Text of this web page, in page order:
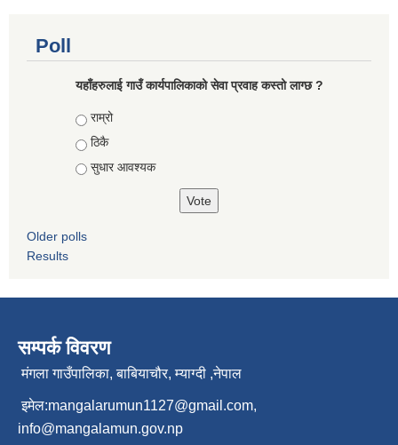
Poll
यहाँहरुलाई गाउँ कार्यपालिकाको सेवा प्रवाह कस्तो लाग्छ ?
Choices
राम्रो
ठिकै
सुधार आवश्यक
Older polls
Results
सम्पर्क विवरण
मंगला गाउँपालिका, बाबियाचौर, म्याग्दी ,नेपाल
इमेल:mangalarumun1127@gmail.com,
info@mangalamun.gov.np